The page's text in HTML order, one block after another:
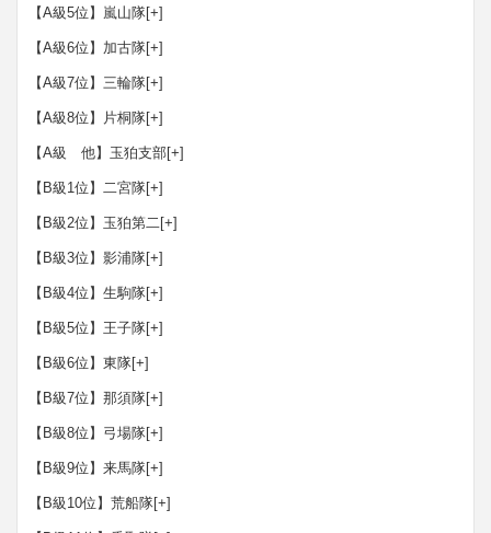
【A級5位】嵐山隊[+]
【A級6位】加古隊[+]
【A級7位】三輪隊[+]
【A級8位】片桐隊[+]
【A級 他】玉狛支部[+]
【B級1位】二宮隊[+]
【B級2位】玉狛第二[+]
【B級3位】影浦隊[+]
【B級4位】生駒隊[+]
【B級5位】王子隊[+]
【B級6位】東隊[+]
【B級7位】那須隊[+]
【B級8位】弓場隊[+]
【B級9位】来馬隊[+]
【B級10位】荒船隊[+]